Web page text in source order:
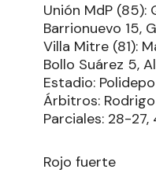
Unión MdP (85):
Barrionuevo 15,
Villa Mitre (81):
Bollo Suárez 5,
Estadio:
Árbitros:
Parciales: 28-
Rojo fuerte